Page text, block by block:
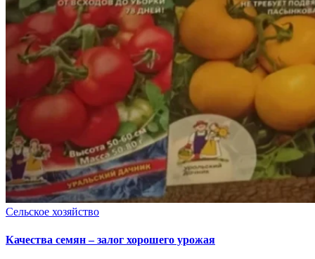
Сельское хозяйство
Качества семян – залог хорошего урожая